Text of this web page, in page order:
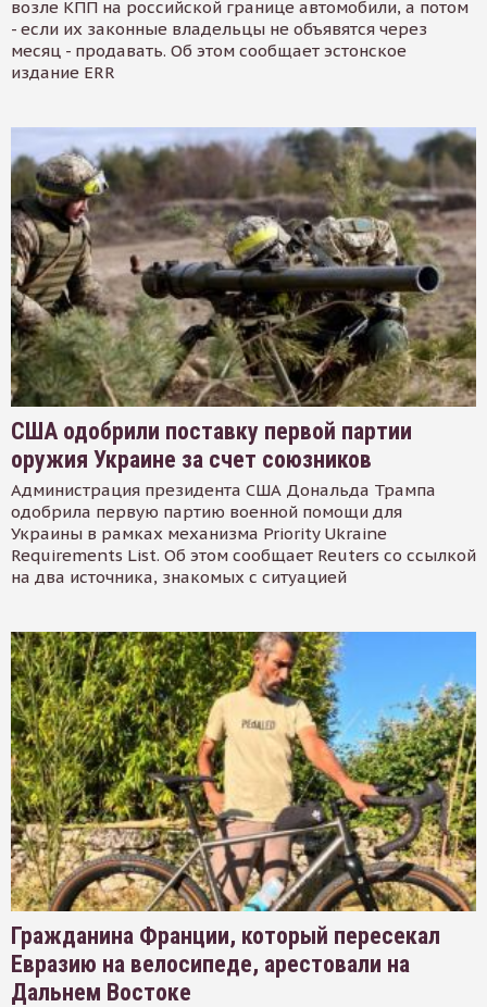
возле КПП на российской границе автомобили, а потом
- если их законные владельцы не объявятся через
месяц - продавать. Об этом сообщает эстонское
издание ERR
США одобрили поставку первой партии
оружия Украине за счет союзников
Администрация президента США Дональда Трампа
одобрила первую партию военной помощи для
Украины в рамках механизма Priority Ukraine
Requirements List. Об этом сообщает Reuters со ссылкой
на два источника, знакомых с ситуацией
Гражданина Франции, который пересекал
Евразию на велосипеде, арестовали на
Дальнем Востоке